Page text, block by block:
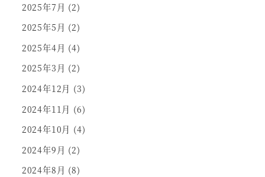
2025年7月 (2)
2025年5月 (2)
2025年4月 (4)
2025年3月 (2)
2024年12月 (3)
2024年11月 (6)
2024年10月 (4)
2024年9月 (2)
2024年8月 (8)